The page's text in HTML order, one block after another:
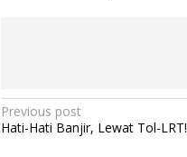
Post
navigation
Previous post
Hati-Hati Banjir, Lewat Tol-LRT!